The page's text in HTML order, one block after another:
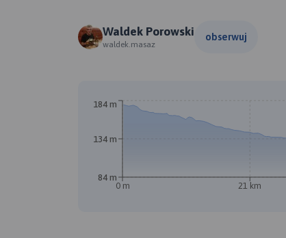
Waldek Porowski
waldek.masaz
obserwuj
B
0 m 21 km
84 m
134 m
184 m